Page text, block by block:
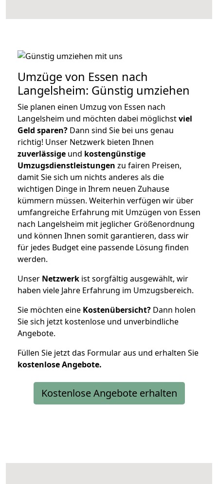
Umzüge von Essen nach
Langelsheim: Günstig umziehen
Sie planen einen Umzug von Essen nach
Langelsheim und möchten dabei möglichstviel
Geld sparen? Dann sind Sie bei uns genau
richtig! Unser Netzwerk bieten Ihnen
zuverlässige und kostengünstige
Umzugsdienstleistungen zu fairen Preisen,
damit Sie sich um nichts anderes als die
wichtigen Dinge in Ihrem neuen Zuhause
kümmern müssen. Weiterhin verfügen wir über
umfangreiche Erfahrung mit Umzügen von Essen
nach Langelsheim mit jeglicher Größenordnung
und können Ihnen somit garantieren, dass wir
für jedes Budget eine passende Lösung finden
werden.
Unser Netzwerk ist sorgfältig ausgewählt, wir
haben viele Jahre Erfahrung im Umzugsbereich.
Sie möchten eine Kostenübersicht? Dann holen
Sie sich jetzt kostenlose und unverbindliche
Angebote.
Füllen Sie jetzt das Formular aus und erhalten Sie
kostenloseAngebote.
Kostenlose Angebote erhalten